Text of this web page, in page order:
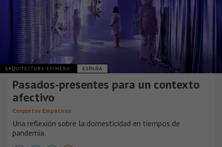
ARQUITECTURA EFÍMERA ESPAÑA
Pasados-presentes para un contexto
afectivo
Conjuntos Empáticos
Una reflexión sobre la domesticidad en tiempos de
pandemia.